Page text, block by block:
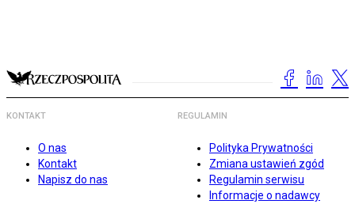
KONTAKT
O nas
Kontakt
Napisz do nas
REGULAMIN
Polityka Prywatności
Zmiana ustawień zgód
Regulamin serwisu
Informacje o nadawcy